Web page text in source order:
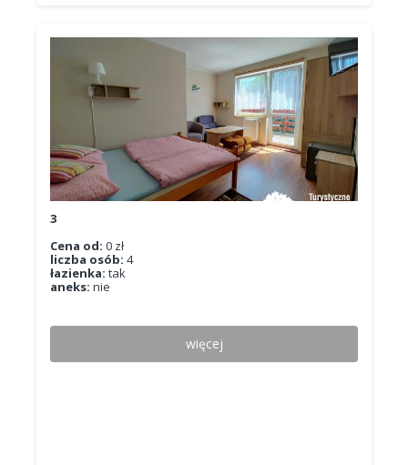
3
Cena od: 0 zł
liczba osób: 4
łazienka: tak
aneks: nie
więcej